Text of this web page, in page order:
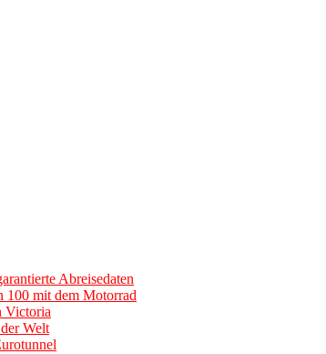
Abreisedaten
100 mit dem Motorrad
Victoria
Welt